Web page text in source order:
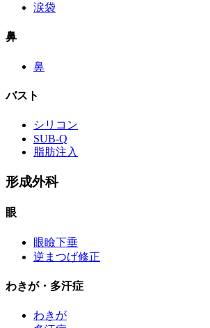
涙袋
鼻
鼻
バスト
シリコン
SUB-Q
脂肪注入
形成外科
眼
眼瞼下垂
逆まつげ修正
わきが・多汗症
わきが